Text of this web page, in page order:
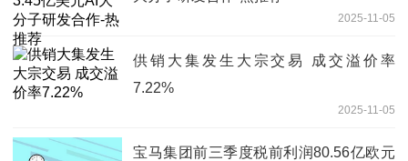
2025-11-05
供销大集发生大宗交易 成交溢价率
7.22%
2025-11-05
宝马集团前三季度税前利润80.56亿欧元